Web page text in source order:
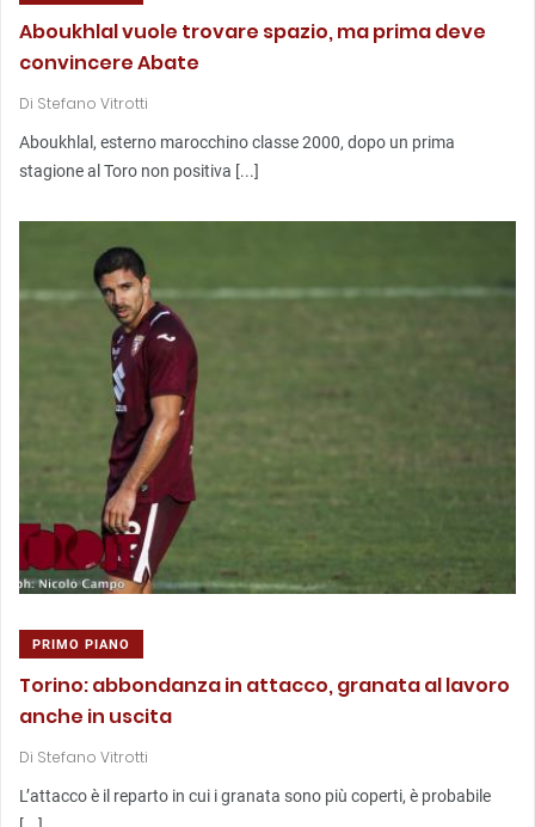
Aboukhlal vuole trovare spazio, ma prima deve
convincere Abate
Di Stefano Vitrotti
Aboukhlal, esterno marocchino classe 2000, dopo un prima
stagione al Toro non positiva [...]
PRIMO PIANO
Torino: abbondanza in attacco, granata al lavoro
anche in uscita
Di Stefano Vitrotti
L’attacco è il reparto in cui i granata sono più coperti, è probabile